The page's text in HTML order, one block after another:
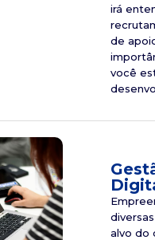
irá
de
você
alvo do